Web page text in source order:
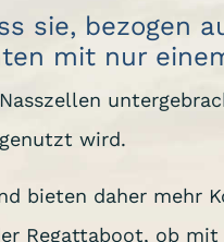
sie, bezogen
mit nur
wird.
bieten daher mehr
Regattaboot, ob